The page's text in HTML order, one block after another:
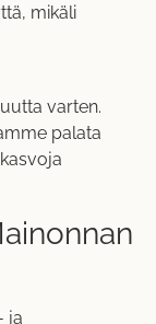
mikäli
varten.
palata
ja